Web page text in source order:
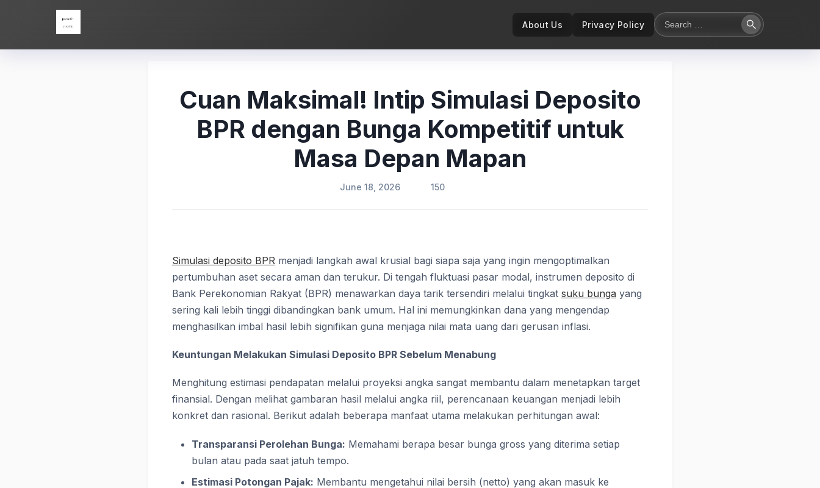
Parade Movie About Us Privacy Policy
Search
for:
Search
Cuan Maksimal! Intip Simulasi Deposito
BPR dengan Bunga Kompetitif untuk
Masa Depan Mapan
June 18, 2026 150
Simulasi deposito BPR menjadi langkah awal krusial bagi siapa saja yang ingin mengoptimalkan
pertumbuhan aset secara aman dan terukur. Di tengah fluktuasi pasar modal, instrumen deposito di
Bank Perekonomian Rakyat (BPR) menawarkan daya tarik tersendiri melalui tingkat suku bunga yang
sering kali lebih tinggi dibandingkan bank umum. Hal ini memungkinkan dana yang mengendap
menghasilkan imbal hasil lebih signifikan guna menjaga nilai mata uang dari gerusan inflasi.
Keuntungan Melakukan Simulasi Deposito BPR Sebelum Menabung
Menghitung estimasi pendapatan melalui proyeksi angka sangat membantu dalam menetapkan target
finansial. Dengan melihat gambaran hasil melalui angka riil, perencanaan keuangan menjadi lebih
konkret dan rasional. Berikut adalah beberapa manfaat utama melakukan perhitungan awal:
Transparansi Perolehan Bunga: Memahami berapa besar bunga gross yang diterima setiap
bulan atau pada saat jatuh tempo.
Estimasi Potongan Pajak: Membantu mengetahui nilai bersih (netto) yang akan masuk ke